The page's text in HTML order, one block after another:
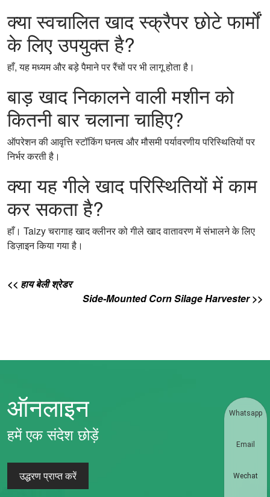
क्या स्वचालित खाद स्क्रैपर छोटे फार्मों
के लिए उपयुक्त है?
हाँ, यह मध्यम और बड़े पैमाने पर रैंचों पर भी लागू होता है।
बाड़ खाद निकालने वाली मशीन को
कितनी बार चलाना चाहिए?
ऑपरेशन की आवृत्ति स्टॉकिंग घनत्व और मौसमी पर्यावरणीय परिस्थितियों पर
निर्भर करती है।
क्या यह गीले खाद परिस्थितियों में काम
कर सकता है?
हाँ। Taizy चरागाह खाद क्लीनर को गीले खाद वातावरण में संभालने के लिए
डिज़ाइन किया गया है।
<< हाय बेली श्रेडर
Side-Mounted Corn Silage Harvester >>
ऑनलाइन
हमें एक संदेश छोड़ें
उद्धरण प्राप्त करें
Whatsapp
Email
Wechat